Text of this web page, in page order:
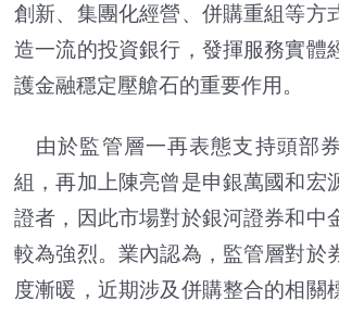
創新、集團化經營、併購重組等方
造一流的投資銀行，發揮服務實體
護金融穩定壓艙石的重要作用。
由於監管層一再表態支持頭部
組，再加上陳亮曾是申銀萬國和宏
證者，因此市場對於銀河證券和中
較為強烈。業內認為，監管層對於
度漸暖，近期涉及併購整合的相關